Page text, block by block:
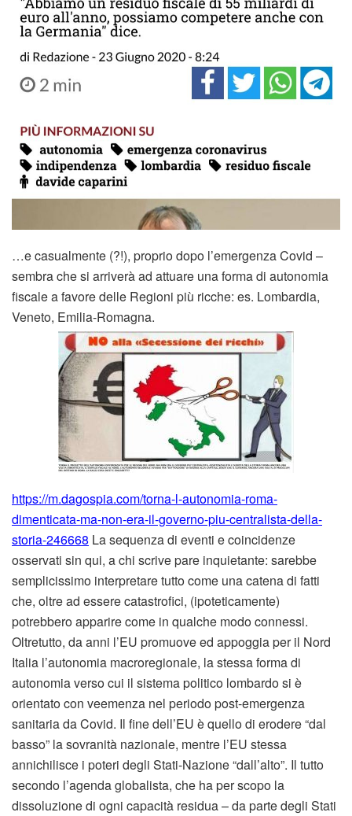
…e casualmente (?!), proprio dopo l’emergenza Covid –
sembra che si arriverà ad attuare una forma di autonomia
fiscale a favore delle Regioni più ricche: es. Lombardia,
Veneto, Emilia-Romagna.
https://m.dagospia.com/torna-l-autonomia-roma-
dimenticata-ma-non-era-il-governo-piu-centralista-della-
storia-246668 La sequenza di eventi e coincidenze
osservati sin qui, a chi scrive pare inquietante: sarebbe
semplicissimo interpretare tutto come una catena di fatti
che, oltre ad essere catastrofici, (ipoteticamente)
potrebbero apparire come in qualche modo connessi.
Oltretutto, da anni l’EU promuove ed appoggia per il Nord
Italia l’autonomia macroregionale, la stessa forma di
autonomia verso cui il sistema politico lombardo si è
orientato con veemenza nel periodo post-emergenza
sanitaria da Covid. Il fine dell’EU è quello di erodere “dal
basso” la sovranità nazionale, mentre l’EU stessa
annichilisce i poteri degli Stati-Nazione “dall’alto”. Il tutto
secondo l’agenda globalista, che ha per scopo la
dissoluzione di ogni capacità residua – da parte degli Stati